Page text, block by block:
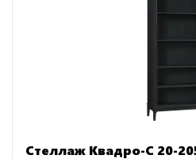
Стеллаж Квадро-С 20-